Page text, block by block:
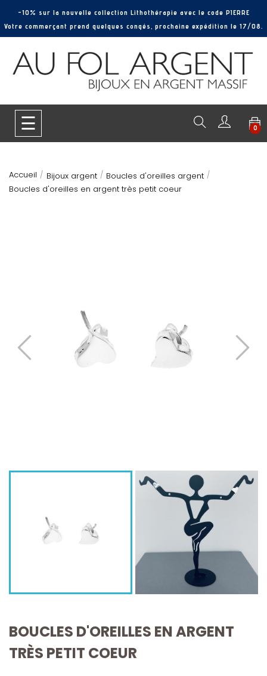
-10% sur la nouvelle collection Lithothérapie avec le code PIERRE
Votre commerçant prend quelques congés, prochaine expédition le 17/08.
Basculer
la
☰ 0
Accueil Bijoux argent
Boucles d'oreilles argent
Boucles d'oreilles en argent très petit coeur
BOUCLES D'OREILLES EN ARGENT
TRÈS PETIT COEUR